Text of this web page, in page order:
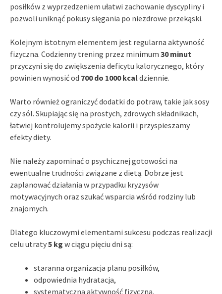
posiłków z wyprzedzeniem ułatwi zachowanie dyscypliny i
pozwoli uniknąć pokusy sięgania po niezdrowe przekąski.
Kolejnym istotnym elementem jest regularna aktywność
fizyczna. Codzienny trening przez minimum 30 minut
przyczyni się do zwiększenia deficytu kalorycznego, który
powinien wynosić od 700 do 1000 kcaldziennie.
Warto również ograniczyć dodatki do potraw, takie jak sosy
czy sól. Skupiając się na prostych, zdrowych składnikach,
łatwiej kontrolujemy spożycie kalorii i przyspieszamy
efekty diety.
Nie należy zapominać o psychicznej gotowości na
ewentualne trudności związane z dietą. Dobrze jest
zaplanować działania w przypadku kryzysów
motywacyjnych oraz szukać wsparcia wśród rodziny lub
znajomych.
Dlatego kluczowymi elementami sukcesu podczas realizacji
celu utraty5 kg w ciągu pięciu dni są:
staranna organizacja planu posiłków,
odpowiednia hydratacja,
systematyczna aktywność fizyczna.